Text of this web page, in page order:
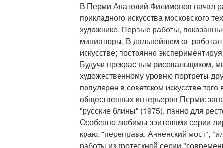
В Перми Анатолий Филимонов начал
прикладного искусства московского
художнике. Первые работы,
миниатюры. В дальнейшем он работал
искусстве; постоянно
Будучи прекрасным рисовальщиком,
художественному уровню портреты
популярен в советском искусстве
общественных интерьеров Перми:
"русские блины" (1975), панно для
Особенно любимы зрителями серии
краю: "переправа. Анненский мост",
работы из гротескной серии